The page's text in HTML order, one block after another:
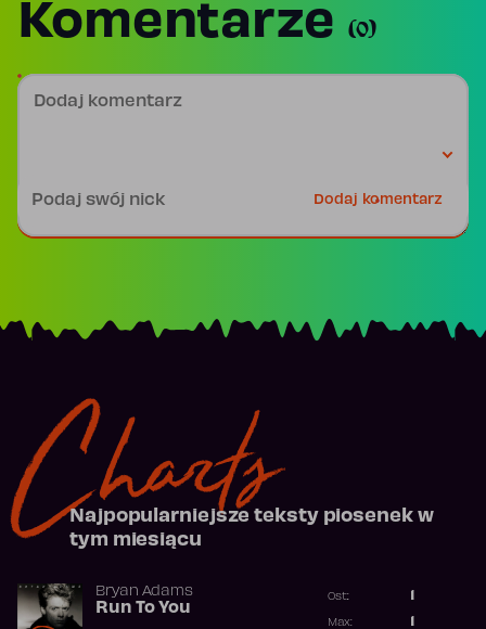
Komentarze (0)
Dodaj komentarz
Dodaj komentarz
Charts
Najpopularniejsze teksty piosenek w
tym miesiącu
Bryan Adams
Run To You
Ost.:
Max: